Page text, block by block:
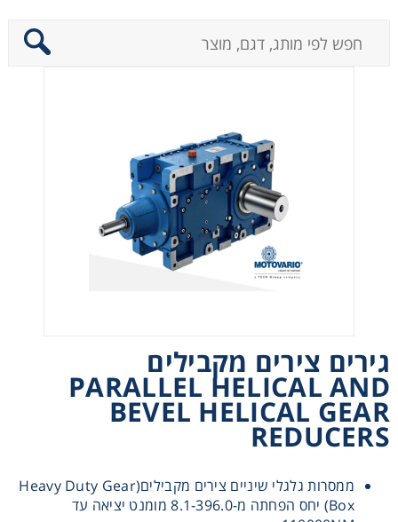
גירים צירים מקבילים
PARALLEL HELICAL AND
BEVEL HELICAL GEAR
REDUCERS
ממסרות גלגלי שיניים צירים מקבילים(Heavy Duty Gear
Box) יחס הפחתה מ-8.1-396.0 מומנט יציאה עד
מנועי חשמל וממסרות
שרשראות, גלגלי שרשרת וגלגלי שיניים
רצועות וי, רצועות תזמון וגלגלים
שינוע ליניארי
עיבוד שבבי/רכיבי אוטומציה, תבניות ושטנצים
רשתות ואביזרי מסוע